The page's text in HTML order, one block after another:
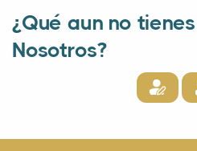
¿Qué aun no
Nosotros?